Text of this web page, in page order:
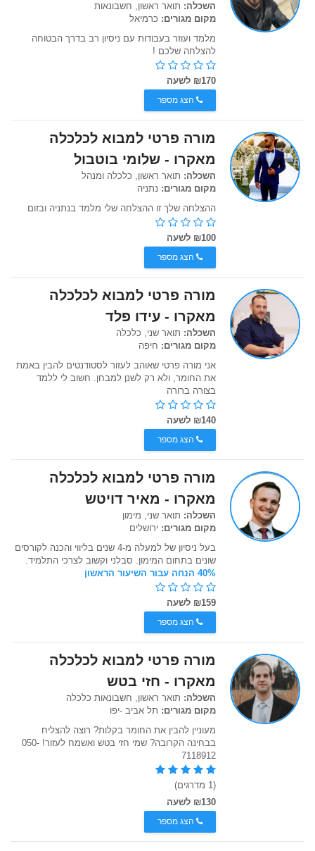
השכלה: תואר ראשון, חשבונאות
מקום מגורים: כרמיאל
מלמד ועוזר בעבודות עם ניסיון רב בדרך הבטוחה
להצלחה שלכם !
₪170 לשעה
הצג מספר
מורה פרטי למבוא לכלכלה
מאקרו - שלומי בוטבול
השכלה: תואר ראשון, כלכלה ומנהל
מקום מגורים: נתניה
ההצלחה שלך זו ההצלחה שלי מלמד בנתניה ובזום
₪100 לשעה
הצג מספר
מורה פרטי למבוא לכלכלה
מאקרו - עידו פלד
השכלה: תואר שני, כלכלה
מקום מגורים: חיפה
אני מורה פרטי שאוהב לעזור לסטודנטים להבין באמת
את החומר, ולא רק לשנן למבחן. חשוב לי ללמד
בצורה ברורה
₪140 לשעה
הצג מספר
מורה פרטי למבוא לכלכלה
מאקרו - מאיר דויטש
השכלה: תואר שני, מימון
מקום מגורים: ירושלים
בעל ניסיון של למעלה מ-4 שנים בליווי והכנה לקורסים
שונים בתחום המימון. סבלני וקשוב לצרכי התלמיד.
40% הנחה עבור השיעור הראשון
₪159 לשעה
הצג מספר
מורה פרטי למבוא לכלכלה
מאקרו - חזי בטש
השכלה: תואר ראשון, חשבונאות כלכלה
מקום מגורים: תל אביב -יפו
מעוניין להבין את החומר בקלות? רוצה להצליח
בבחינה הקרובה? שמי חזי בטש ואשמח לעזור! 050-
7118912
(1 מדרגים)
₪130 לשעה
הצג מספר